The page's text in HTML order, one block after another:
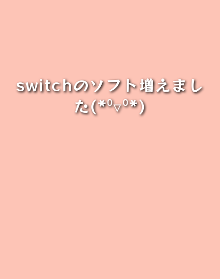
switchのソフト増えまし
た(*⁰▿⁰*)